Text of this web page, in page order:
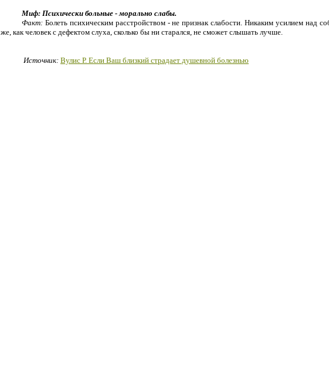
Миф: Психически больные - морально слабы.
Факт: Болеть психическим расстройством - не признак слабости. Никаким усилием над
же, как человек с дефектом слуха, сколько бы ни старался, не сможет слышать лучше.
Источник: Вулис Р. Если Ваш близкий страдает душевной болезнью